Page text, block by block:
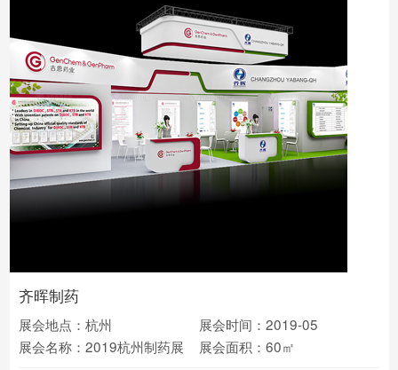
齐晖制药
展会地点：杭州
展会时间：2019-05
展会名称：2019杭州制药展
展会面积：60㎡